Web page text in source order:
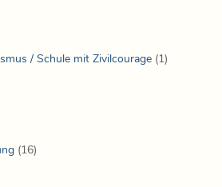
/ Schule mit Zivilcourage (1)
(16)